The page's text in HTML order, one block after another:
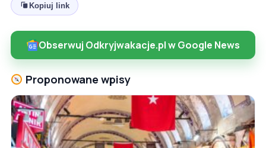
Kopiuj link
Obserwuj Odkryjwakacje.pl w Google News
Proponowane wpisy